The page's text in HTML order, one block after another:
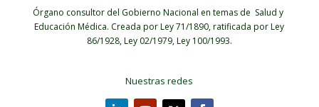
Órgano consultor del Gobierno Nacional en temas de Salud y
Educación Médica. Creada por Ley 71/1890, ratificada por Ley
86/1928, Ley 02/1979, Ley 100/1993.
Nuestras redes